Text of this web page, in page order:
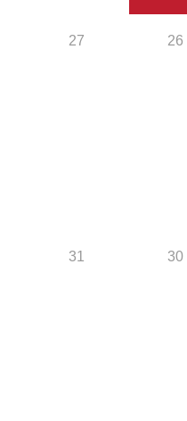
26
27
30
31